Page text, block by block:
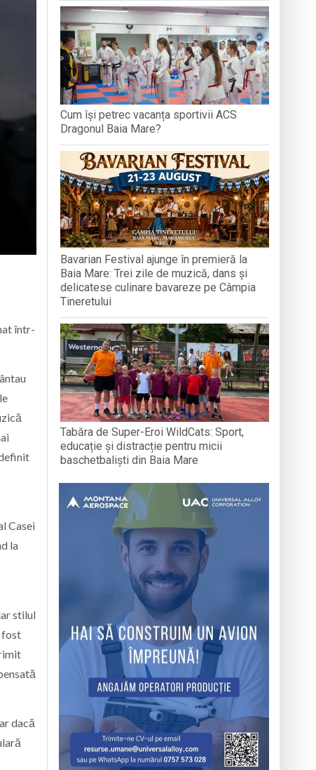
conform graficului
GRAND PRIX ROMÂNIA 2026, ÎN ALBA
într-
Casei
la
stilul
fost
dacă
Cum își petrec vacanța sportivii ACS
Dragonul Baia Mare?
Bavarian Festival ajunge în premieră la
Baia Mare: Trei zile de muzică, dans și
delicatese culinare bavareze pe Câmpia
Tineretului
Tabăra de Super-Eroi WildCats: Sport,
educație și distracție pentru micii
baschetbaliști din Baia Mare